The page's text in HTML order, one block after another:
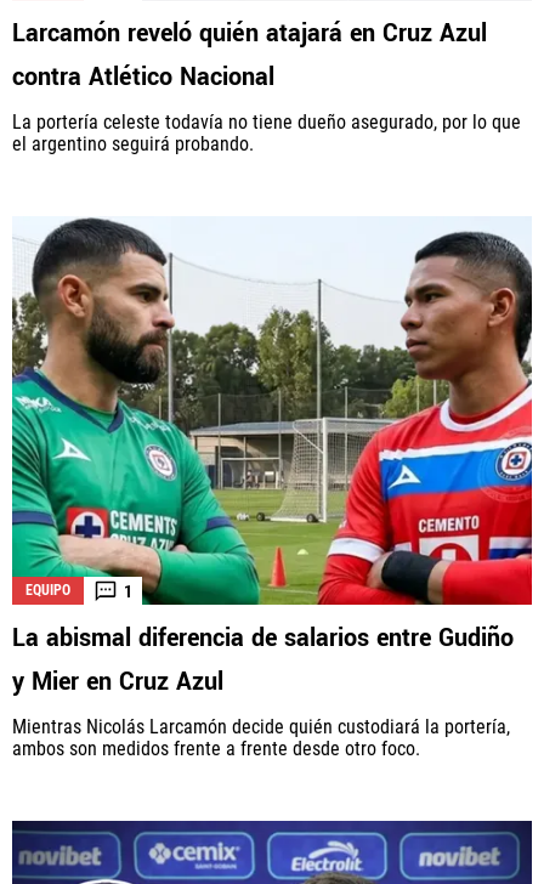
Larcamón reveló quién atajará en Cruz Azul
contra Atlético Nacional
La portería celeste todavía no tiene dueño asegurado, por lo que
el argentino seguirá probando.
EQUIPO 1
La abismal diferencia de salarios entre Gudiño
y Mier en Cruz Azul
Mientras Nicolás Larcamón decide quién custodiará la portería,
ambos son medidos frente a frente desde otro foco.